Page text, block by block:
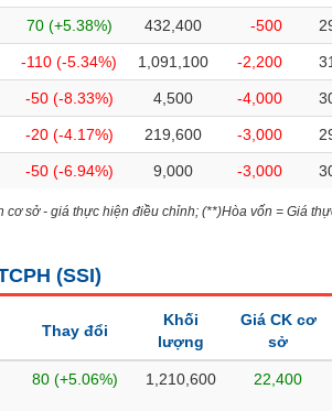
70 (+5.38%) 432,400 -500
-110 (-5.34%) 1,091,100 -2,200
-50 (-8.33%) 4,500 -4,000
-20 (-4.17%) 219,600 -3,000
-50 (-6.94%) 9,000 -3,000
cơ sở - giá thực hiện điều chỉnh; (**)Hòa vốn = Giá
(SSI)
Thay đổi
Khối
lượng
Giá CK cơ
sở
80 (+5.06%) 1,210,600 22,400